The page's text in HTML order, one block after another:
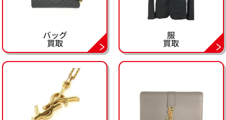
バッグ
買取
服
買取